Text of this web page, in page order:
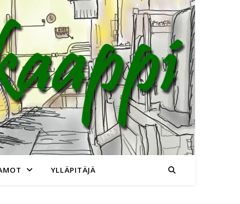
YLLÄPITÄJÄ